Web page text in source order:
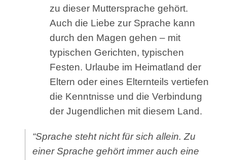
zu dieser Muttersprache gehört.
Auch die Liebe zur Sprache kann
durch den Magen gehen – mit
typischen Gerichten, typischen
Festen. Urlaube im Heimatland der
Eltern oder eines Elternteils vertiefen
die Kenntnisse und die Verbindung
der Jugendlichen mit diesem Land.
“Sprache steht nicht für sich allein. Zu
einer Sprache gehört immer auch eine